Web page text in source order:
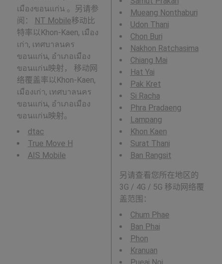
เมืองขอนแก่น 。另请参
阅：
NT Mobile移动比
特率以Khon-Kaen, เมือง
เก่า, เทศบาลนคร
ขอนแก่น, อำเภอเมือง
ขอนแก่น映射， 移动网
络覆盖率以Khon-Kaen,
เมืองเก่า, เทศบาลนคร
ขอนแก่น, อำเภอเมือง
ขอนแก่น映射。
dtac
True Move H
AIS Mobile
Mueang Nonthaburi
Udon Thani
Chon Buri
Nakhon Ratchasima
Chiang Mai
Hat Yai
Pak Kret
Si Racha
Phra Pradaeng
Lampang
Khon Kaen
Surat Thani
Ban Rangsit
另请查看您所在地区的
3G / 4G / 5G 移动网络覆
盖范围：
Chum Phae
Ban Phai
Phon
Kranuan